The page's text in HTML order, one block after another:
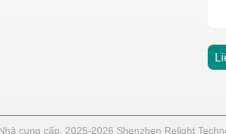
cung cấp. 2025-2026 Shenzhen Relight